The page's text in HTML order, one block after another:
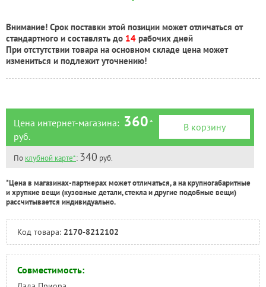
Самара:
Под заказ
Тверь:
Под заказ
Тюмень:
Под заказ
Внимание! Срок поставки этой позиции может отличаться от
стандартного и составлять до 14 рабочих дней
При отстутствии товара на основном складе цена может
измениться и подлежит уточнению!
Цена интернет-магазина: 360*
руб.
В корзину
По клубной карте*: 340 руб.
*Цена в магазинах-партнерах может отличаться, а на крупногабаритные
и хрупкие вещи (кузовные детали, стекла и другие подобные вещи)
рассчитывается индивидуально.
Код товара: 2170-8212102
Совместимость: